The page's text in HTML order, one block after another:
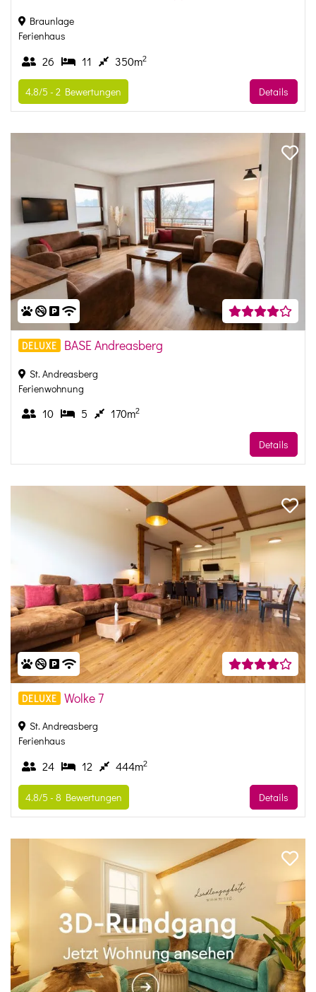
Braunlage
Ferienhaus
26 11 350m2
Details
4.8/5 - 2 Bewertungen
DELUXE BASE Andreasberg
St. Andreasberg
Ferienwohnung
10 5 170m2
Details
DELUXE Wolke 7
St. Andreasberg
Ferienhaus
24 12 444m2
Details
4.8/5 - 8 Bewertungen